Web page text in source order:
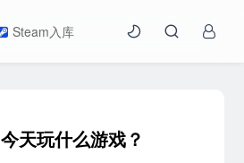
Steam入库
今天玩什么游戏？